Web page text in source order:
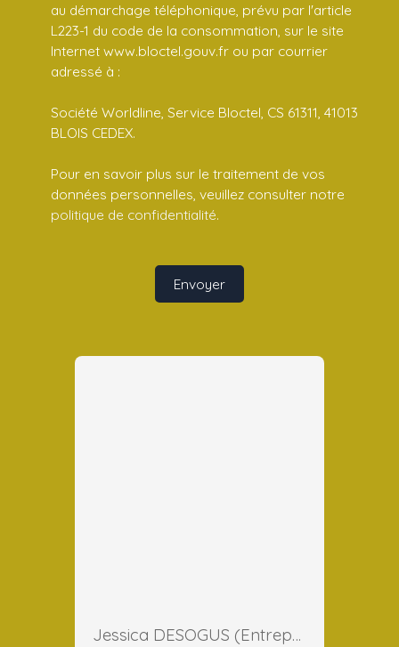
au démarchage téléphonique, prévu par l'article
L223-1 du code de la consommation, sur le site
Internet www.bloctel.gouv.fr ou par courrier
adressé à :
Société Worldline, Service Bloctel, CS 61311, 41013
BLOIS CEDEX.
Pour en savoir plus sur le traitement de vos
données personnelles, veuillez consulter notre
politique de confidentialité.
Envoyer
Jessica DESOGUS (Entreprise)